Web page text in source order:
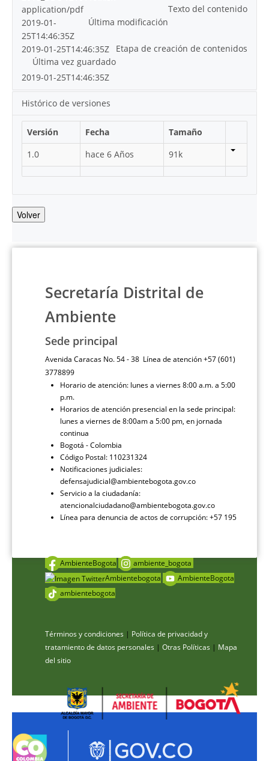
Texto del contenido
application/pdf
Última modificación
2019-01-
25T14:46:35Z
Etapa de creación de contenidos
2019-01-25T14:46:35Z
Última vez guardado
2019-01-25T14:46:35Z
Histórico de versiones
Versión Fecha
Tamaño
1.0
hace 6 Años 91k
Volver
Secretaría Distrital de
Ambiente
Sede principal
Avenida Caracas No. 54 - 38 Línea de atención +57 (601)
3778899
Horario de atención: lunes a viernes 8:00 a.m. a 5:00
p.m.
Horarios de atención presencial en la sede principal:
lunes a viernes de 8:00am a 5:00 pm, en jornada
continua
Bogotá - Colombia
Código Postal: 110231324
Notificaciones judiciales:
defensajudicial@ambientebogota.gov.co
Servicio a la ciudadanía:
atencionalciudadano@ambientebogota.gov.co
Línea para denuncia de actos de corrupción: +57 195
AmbienteBogota
ambiente_bogota
Ambientebogota
AmbienteBogota
ambientebogota
Términos y condiciones | Política de privacidad y
tratamiento de datos personales | Otras Políticas | Mapa
del sitio